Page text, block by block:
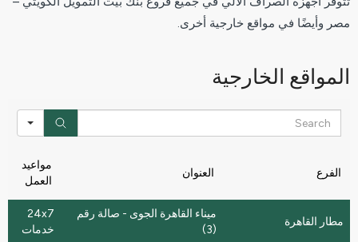
مصر وأيضًا في مواقع خارجية أخرى.
المواقع الخارجية
الفرع العنوان
مواعيد
العمل
مطار القاهرة
ميناء القاهرة الجوى - صالة رقم
(3)
24x7
خدمات